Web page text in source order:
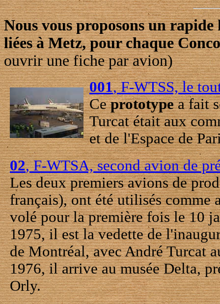
Nous vous proposons un rapide
liées à Metz, pour chaque
ouvrir une fiche par avion)
001, F-WTSS, le
Ceprototypea fait
Turcat était aux
et de l'Espace de
02, F-WTSA, second avion de
Les deux premiers avions de
français), ont été utilisés comme
volé pour la première fois le 10
1975, il est la vedette de
de Montréal, avec André Turcat
1976, il arrive au musée Delta,
Orly.